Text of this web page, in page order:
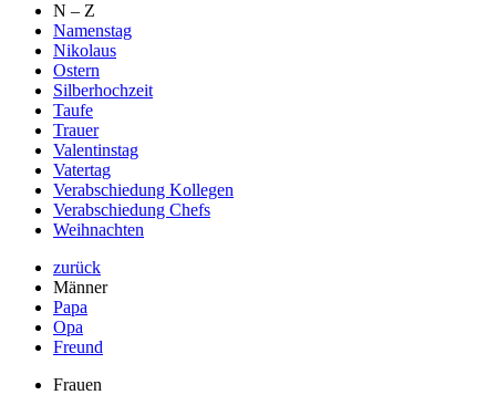
N – Z
Namenstag
Nikolaus
Ostern
Silberhochzeit
Taufe
Trauer
Valentinstag
Vatertag
Verabschiedung Kollegen
Verabschiedung Chefs
Weihnachten
zurück
Männer
Papa
Opa
Freund
Frauen